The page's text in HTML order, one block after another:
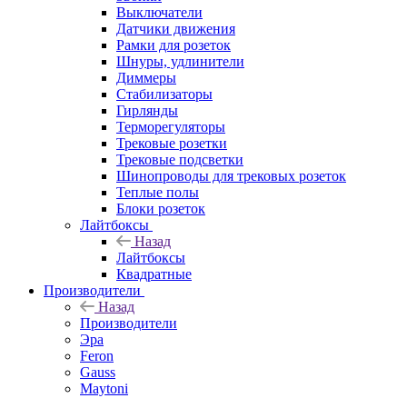
Выключатели
Датчики движения
Рамки для розеток
Шнуры, удлинители
Диммеры
Стабилизаторы
Гирлянды
Терморегуляторы
Трековые розетки
Трековые подсветки
Шинопроводы для трековых розеток
Теплые полы
Блоки розеток
Лайтбоксы
Назад
Лайтбоксы
Квадратные
Производители
Назад
Производители
Эра
Feron
Gauss
Maytoni